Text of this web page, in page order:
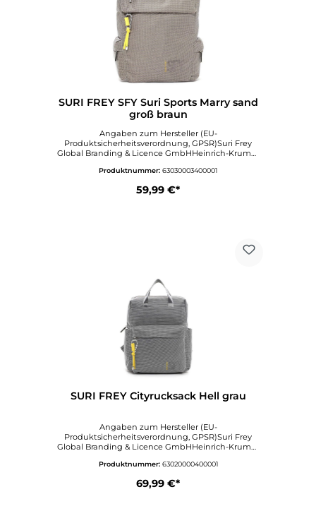
SURI FREY SFY Suri Sports Marry sand
groß braun
Angaben zum Hersteller (EU-
Produktsicherheitsverordnung, GPSR)Suri Frey
Global Branding & Licence GmbHHeinrich-Krumm
OFFENBACHDeutschlandinfo@surifrey.comwww.sur
Produktnummer: 63030003400001
59,99 €*
SURI FREY Cityrucksack Hell grau
Angaben zum Hersteller (EU-
Produktsicherheitsverordnung, GPSR)Suri Frey
Global Branding & Licence GmbHHeinrich-Krumm
OFFENBACHDeutschlandinfo@surifrey.comwww.sur
Produktnummer: 63020000400001
69,99 €*